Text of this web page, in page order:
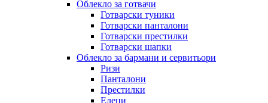
Облекло за готвачи
Готварски туники
Готварски панталони
Готварски престилки
Готварски шапки
Облекло за бармани и сервитьори
Ризи
Панталони
Престилки
Елеци